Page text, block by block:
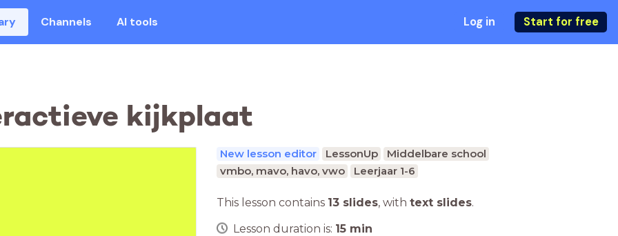
Channels AI tools Log in Start for free
kijkplaat
New lesson editor LessonUp
Middelbare school
vmbo, mavo, havo, vwo
Leerjaar 1-6
This lesson contains 13 slides, with text slides.
Lesson duration is: 15 min